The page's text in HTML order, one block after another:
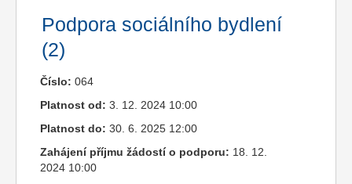
Podpora sociálního bydlení
(2)
Číslo: 064
Platnost od: 3. 12. 2024 10:00
Platnost do: 30. 6. 2025 12:00
Zahájení příjmu žádostí o podporu: 18. 12.
2024 10:00